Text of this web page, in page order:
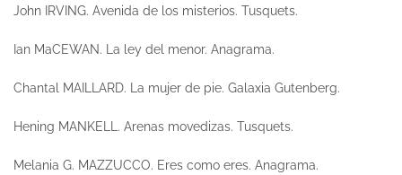
John IRVING. Avenida de los misterios. Tusquets.
Ian MaCEWAN. La ley del menor. Anagrama.
Chantal MAILLARD. La mujer de pie. Galaxia Gutenberg.
Hening MANKELL. Arenas movedizas. Tusquets.
Melania G. MAZZUCCO. Eres como eres. Anagrama.